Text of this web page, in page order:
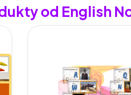
od English